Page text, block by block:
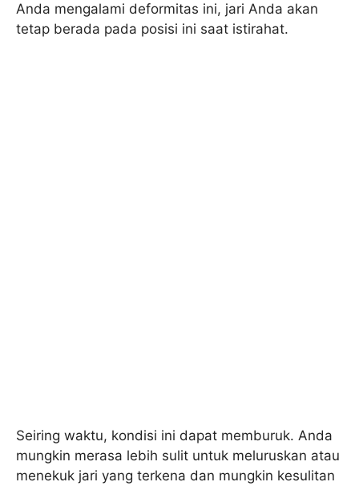
Anda mengalami deformitas ini, jari Anda akan
tetap berada pada posisi ini saat istirahat.
Seiring waktu, kondisi ini dapat memburuk. Anda
mungkin merasa lebih sulit untuk meluruskan atau
menekuk jari yang terkena dan mungkin kesulitan